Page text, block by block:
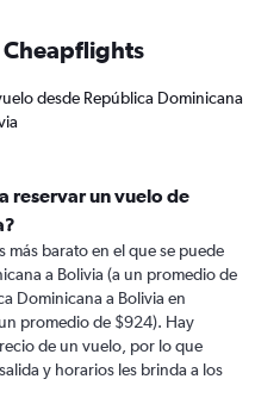
desde República Dominicana
reservar un vuelo de
más barato en el que se puede
a Bolivia (a un promedio de
Dominicana a Bolivia en
promedio de $924). Hay
de un vuelo, por lo que
y horarios les brinda a los